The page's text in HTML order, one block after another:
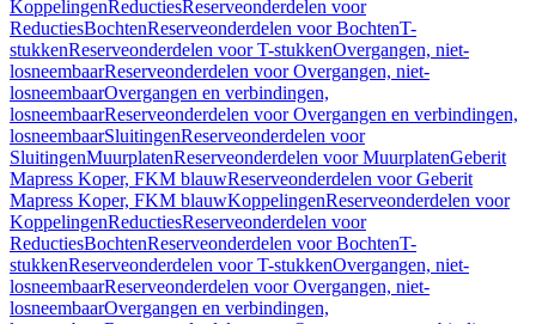
KoppelingenReductiesReserveonderdelen voor
ReductiesBochtenReserveonderdelen voor BochtenT-
stukkenReserveonderdelen voor T-stukkenOvergangen, niet-
losneembaarReserveonderdelen voor Overgangen, niet-
losneembaarOvergangen en verbindingen,
losneembaarReserveonderdelen voor Overgangen en verbindingen,
losneembaarSluitingenReserveonderdelen voor
SluitingenMuurplatenReserveonderdelen voor MuurplatenGeberit
Mapress Koper, FKM blauwReserveonderdelen voor Geberit
Mapress Koper, FKM blauwKoppelingenReserveonderdelen voor
KoppelingenReductiesReserveonderdelen voor
ReductiesBochtenReserveonderdelen voor BochtenT-
stukkenReserveonderdelen voor T-stukkenOvergangen, niet-
losneembaarReserveonderdelen voor Overgangen, niet-
losneembaarOvergangen en verbindingen,